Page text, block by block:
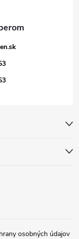
osobných údajov